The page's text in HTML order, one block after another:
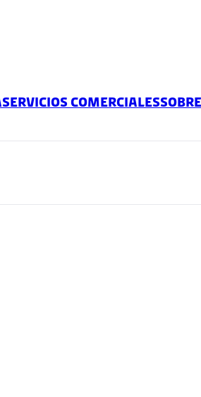
Servicios comerciales